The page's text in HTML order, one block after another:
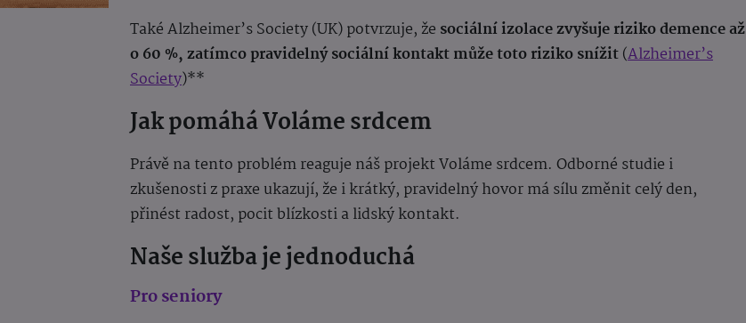
Také Alzheimer’s Society (UK) potvrzuje, že sociální izolace zvyšuje riziko demence až
o 60 %, zatímco pravidelný sociální kontakt může toto riziko snížit(Alzheimer’s
Society)**
Jak pomáhá Voláme srdcem
Právě na tento problém reaguje náš projekt Voláme srdcem. Odborné studie i
zkušenosti z praxe ukazují, že i krátký, pravidelný hovor má sílu změnit celý den,
přinést radost, pocit blízkosti a lidský kontakt.
Naše služba je jednoduchá
Pro seniory